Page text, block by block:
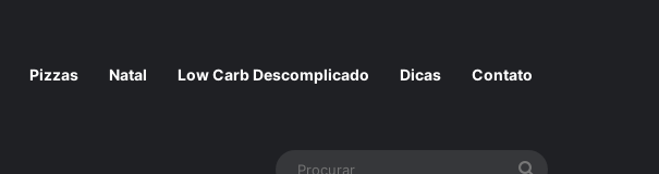
Pizzas Natal Low Carb Descomplicado Dicas Contato